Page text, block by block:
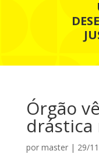
Órgão
drástica
por master| 29/